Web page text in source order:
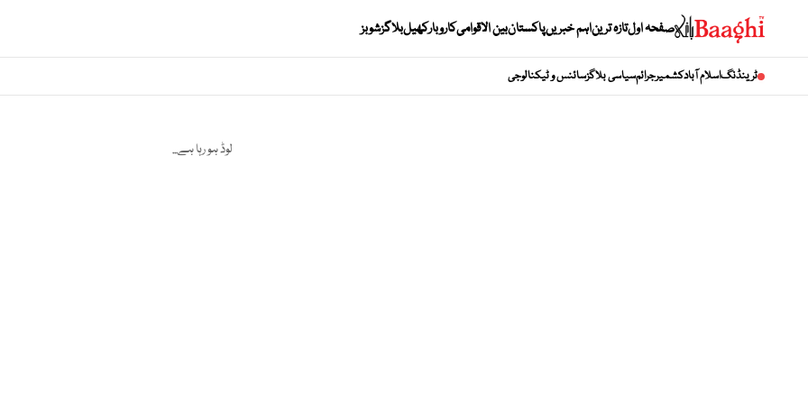
صفحہ اولتازہ تریناہم خبریںپاکستانبین الاقوامیکاروبارکھیلبلاگزشوبز
ٹرینڈنگاسلام آبادکشمیرجرائمسیاسی بلاگزسائنس و ٹیکنالوجی
لوڈ ہو رہا ہے...